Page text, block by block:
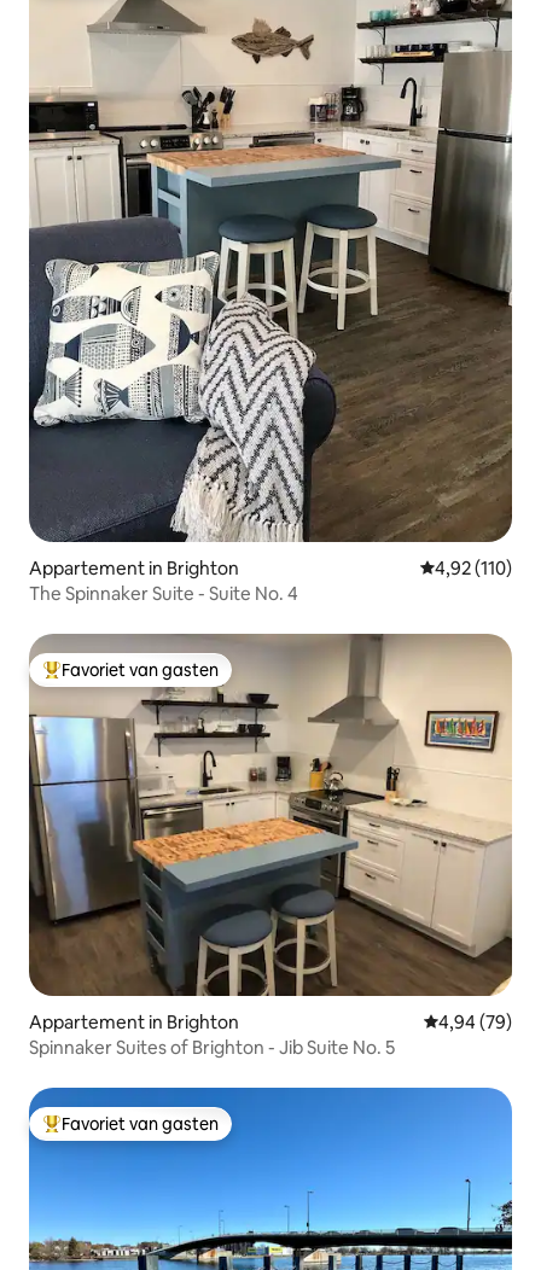
Appartement in Brighton Gemiddelde
4,92 (110)
The Spinnaker Suite - Suite No. 4
Topfavoriet van gasten
Favoriet van gasten
Appartement in Brighton Gemiddelde
4,94 (79)
Spinnaker Suites of Brighton - Jib Suite No. 5
Topfavoriet van gasten
Favoriet van gasten